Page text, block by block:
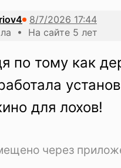
• На сайте 5 лет
по тому как
для лохов!
через